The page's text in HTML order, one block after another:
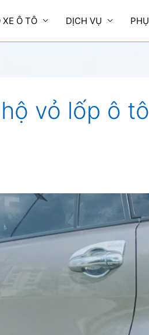
Ô TÔ DỊCH VỤ
vỏ lốp ô